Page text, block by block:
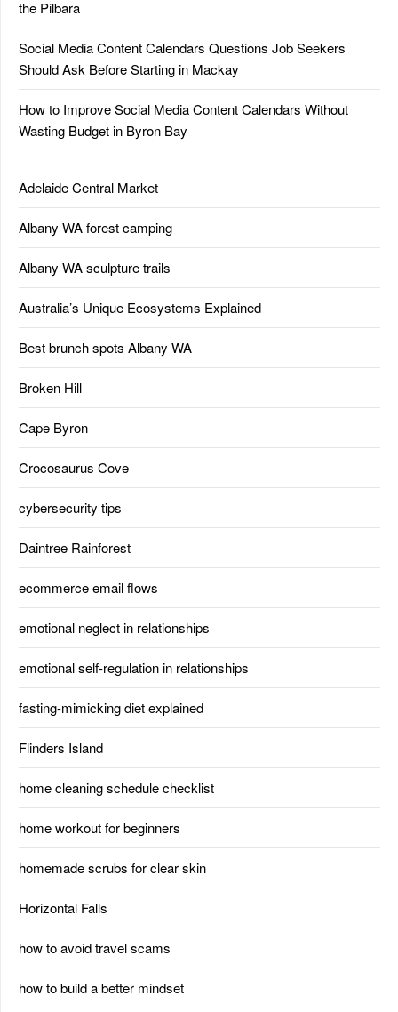
the Pilbara
Social Media Content Calendars Questions Job Seekers
Should Ask Before Starting in Mackay
How to Improve Social Media Content Calendars Without
Wasting Budget in Byron Bay
Adelaide Central Market
Albany WA forest camping
Albany WA sculpture trails
Australia’s Unique Ecosystems Explained
Best brunch spots Albany WA
Broken Hill
Cape Byron
Crocosaurus Cove
cybersecurity tips
Daintree Rainforest
ecommerce email flows
emotional neglect in relationships
emotional self-regulation in relationships
fasting-mimicking diet explained
Flinders Island
home cleaning schedule checklist
home workout for beginners
homemade scrubs for clear skin
Horizontal Falls
how to avoid travel scams
how to build a better mindset